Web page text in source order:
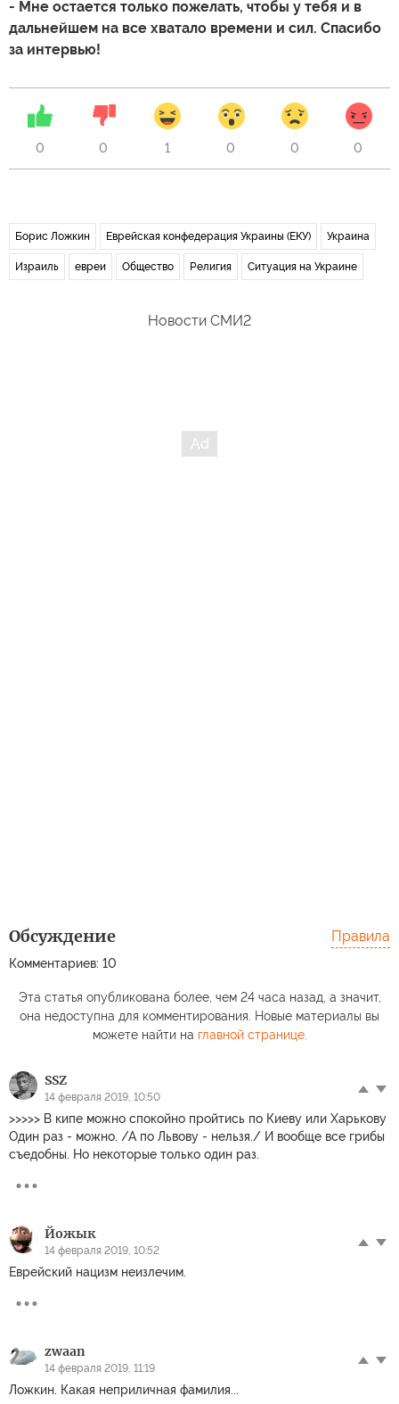
- Мне остается только пожелать, чтобы у тебя и в
дальнейшем на все хватало времени и сил. Спасибо
за интервью!
0 0 1 0 0 0
Борис Ложкин Еврейская конфедерация Украины (ЕКУ) Украина
Израиль евреи Общество Религия Ситуация на Украине
Новости СМИ2
Обсуждение
Комментариев: 10
Правила
Эта статья опубликована более, чем 24 часа назад, а значит,
она недоступна для комментирования. Новые материалы вы
можете найти на главной странице.
SSZ
14 февраля 2019, 10:50
>>>>> В кипе можно спокойно пройтись по Киеву или Харькову
Один раз - можно. /А по Львову - нельзя./ И вообще все грибы
съедобны. Но некоторые только один раз.
Йожык
14 февраля 2019, 10:52
Еврейский нацизм неизлечим.
zwaan
14 февраля 2019, 11:19
Ложкин. Какая неприличная фамилия...